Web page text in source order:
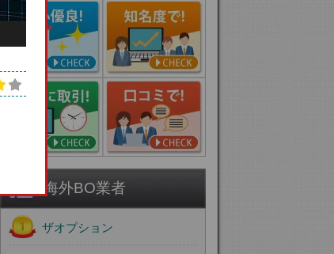
海外BO業者
ザオプション